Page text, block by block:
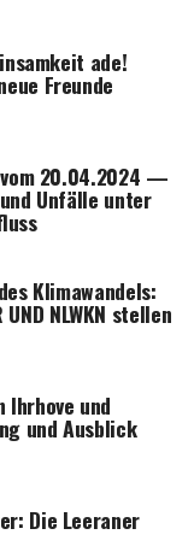
ade!
Freun­de
vom 20.04.2024 —
Unfäl­le unter
Kli­ma­wan­dels:
UND NLWKN stel­len
Ihr­ho­ve und
und Ausblick
Die Leera­ner